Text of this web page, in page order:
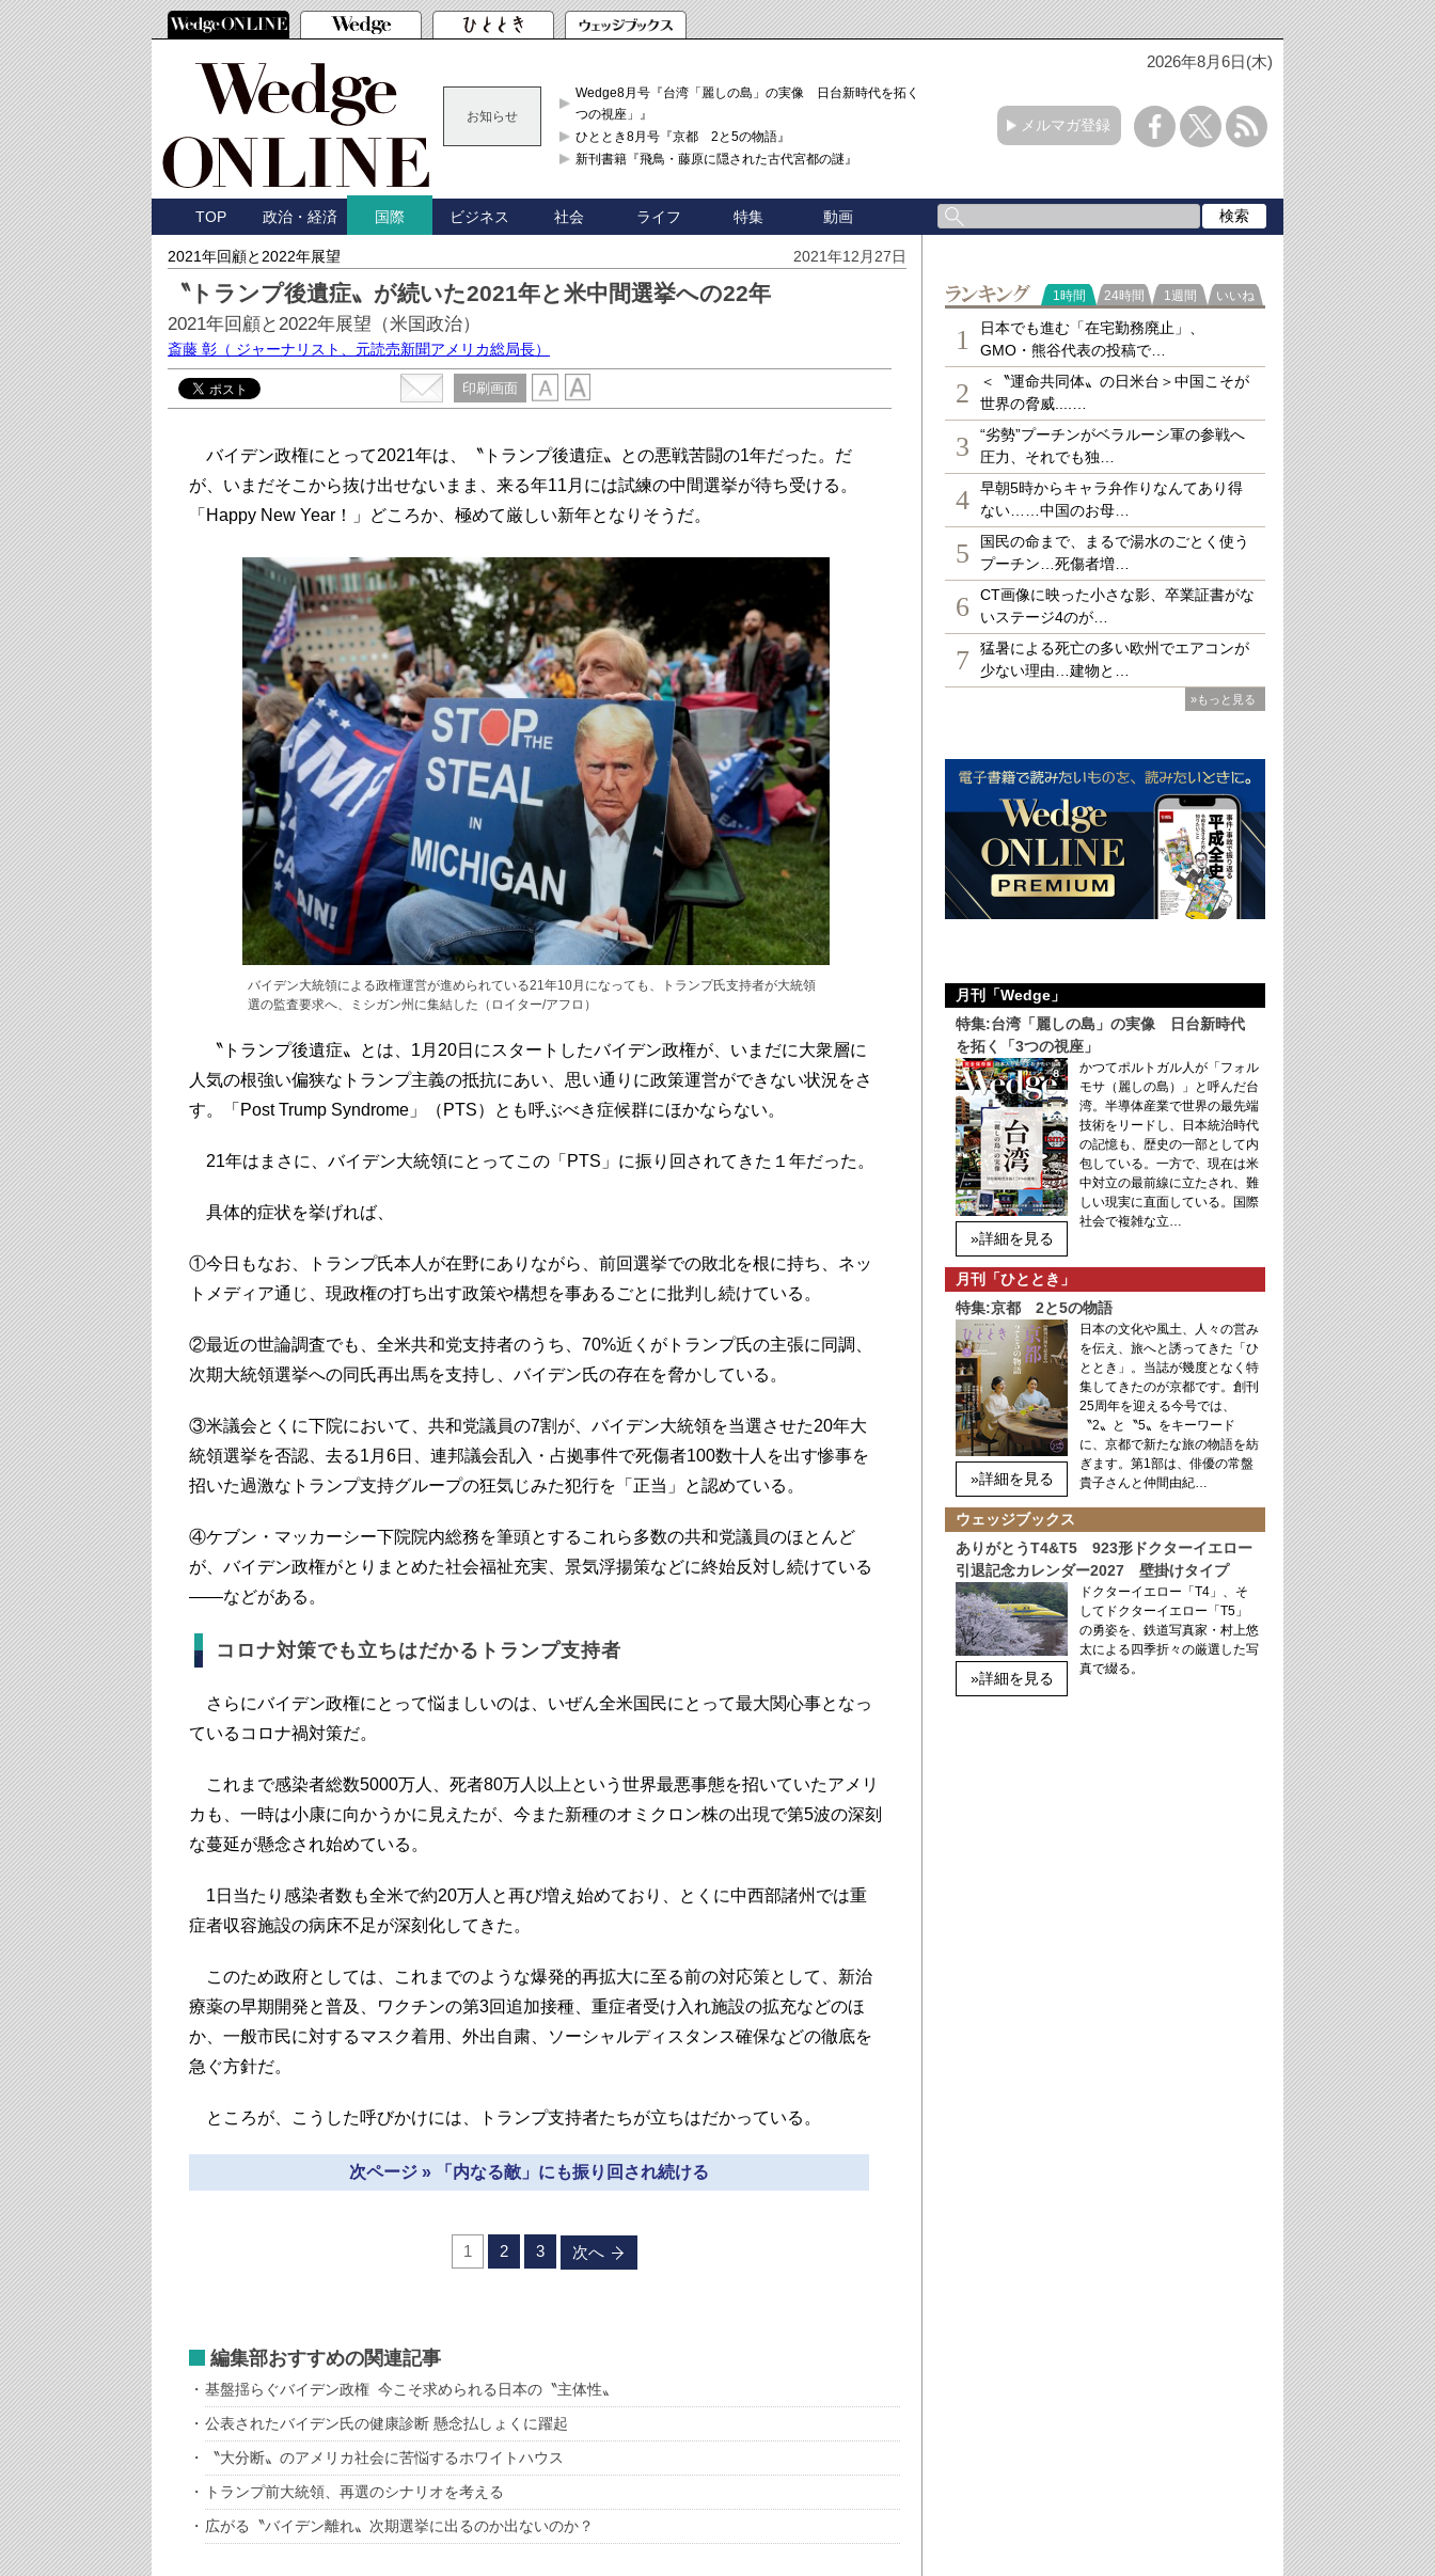
2026年8月6日(木)
お知らせ
Wedge8月号『台湾「麗しの島」の実像 日台新時代を拓く「3
つの視座」』
ひととき8月号『京都 2と5の物語』
新刊書籍『飛鳥・藤原に隠された古代宮都の謎』
メルマガ登録
TOP 政治・経済 国際 ビジネス 社会 ライフ 特集 動画
2021年回顧と2022年展望 2021年12月27日
〝トランプ後遺症〟が続いた2021年と米中間選挙への22年
2021年回顧と2022年展望（米国政治）
斎藤 彰 （ ジャーナリスト、元読売新聞アメリカ総局長）
印刷画面
バイデン政権にとって2021年は、〝トランプ後遺症〟との悪戦苦闘の1年だった。だ
が、いまだそこから抜け出せないまま、来る年11月には試練の中間選挙が待ち受ける。
「Happy New Year！」どころか、極めて厳しい新年となりそうだ。
バイデン大統領による政権運営が進められている21年10月になっても、トランプ氏支持者が大統領
選の監査要求へ、ミシガン州に集結した（ロイター/アフロ）
〝トランプ後遺症〟とは、1月20日にスタートしたバイデン政権が、いまだに大衆層に
人気の根強い偏狭なトランプ主義の抵抗にあい、思い通りに政策運営ができない状況をさ
す。「Post Trump Syndrome」（PTS）とも呼ぶべき症候群にほかならない。
21年はまさに、バイデン大統領にとってこの「PTS」に振り回されてきた１年だった。
具体的症状を挙げれば、
①今日もなお、トランプ氏本人が在野にありながら、前回選挙での敗北を根に持ち、ネッ
トメディア通じ、現政権の打ち出す政策や構想を事あるごとに批判し続けている。
②最近の世論調査でも、全米共和党支持者のうち、70%近くがトランプ氏の主張に同調、
次期大統領選挙への同氏再出馬を支持し、バイデン氏の存在を脅かしている。
③米議会とくに下院において、共和党議員の7割が、バイデン大統領を当選させた20年大
統領選挙を否認、去る1月6日、連邦議会乱入・占拠事件で死傷者100数十人を出す惨事を
招いた過激なトランプ支持グループの狂気じみた犯行を「正当」と認めている。
④ケブン・マッカーシー下院院内総務を筆頭とするこれら多数の共和党議員のほとんど
が、バイデン政権がとりまとめた社会福祉充実、景気浮揚策などに終始反対し続けている
――などがある。
コロナ対策でも立ちはだかるトランプ支持者
さらにバイデン政権にとって悩ましいのは、いぜん全米国民にとって最大関心事となっ
ているコロナ禍対策だ。
これまで感染者総数5000万人、死者80万人以上という世界最悪事態を招いていたアメリ
カも、一時は小康に向かうかに見えたが、今また新種のオミクロン株の出現で第5波の深刻
な蔓延が懸念され始めている。
1日当たり感染者数も全米で約20万人と再び増え始めており、とくに中西部諸州では重
症者収容施設の病床不足が深刻化してきた。
このため政府としては、これまでのような爆発的再拡大に至る前の対応策として、新治
療薬の早期開発と普及、ワクチンの第3回追加接種、重症者受け入れ施設の拡充などのほ
か、一般市民に対するマスク着用、外出自粛、ソーシャルディスタンス確保などの徹底を
急ぐ方針だ。
ところが、こうした呼びかけには、トランプ支持者たちが立ちはだかっている。
次ページ » 「内なる敵」にも振り回され続ける
1 2 3 次へ
編集部おすすめの関連記事
基盤揺らぐバイデン政権 今こそ求められる日本の〝主体性〟
公表されたバイデン氏の健康診断 懸念払しょくに躍起
〝大分断〟のアメリカ社会に苦悩するホワイトハウス
トランプ前大統領、再選のシナリオを考える
広がる〝バイデン離れ〟次期選挙に出るのか出ないのか？
ランキング
1時間 24時間 1週間 いいね
1
日本でも進む「在宅勤務廃止」、
GMO・熊谷代表の投稿で…
2
＜〝運命共同体〟の日米台＞中国こそが
世界の脅威....…
3
“劣勢”プーチンがベラルーシ軍の参戦へ
圧力、それでも独…
4
早朝5時からキャラ弁作りなんてあり得
ない……中国のお母…
5
国民の命まで、まるで湯水のごとく使う
プーチン…死傷者増…
6
CT画像に映った小さな影、卒業証書がな
いステージ4のが…
7
猛暑による死亡の多い欧州でエアコンが
少ない理由…建物と…
»もっと見る
月刊「Wedge」
特集:台湾「麗しの島」の実像 日台新時代
を拓く「3つの視座」
»詳細を見る
かつてポルトガル人が「フォル
モサ（麗しの島）」と呼んだ台
湾。半導体産業で世界の最先端
技術をリードし、日本統治時代
の記憶も、歴史の一部として内
包している。一方で、現在は米
中対立の最前線に立たされ、難
しい現実に直面している。国際
社会で複雑な立…
月刊「ひととき」
特集:京都 2と5の物語
»詳細を見る
日本の文化や風土、人々の営み
を伝え、旅へと誘ってきた「ひ
ととき」。当誌が幾度となく特
集してきたのが京都です。創刊
25周年を迎える今号では、
〝2〟と〝5〟をキーワード
に、京都で新たな旅の物語を紡
ぎます。第1部は、俳優の常盤
貴子さんと仲間由紀…
ウェッジブックス
ありがとうT4&T5 923形ドクターイエロー
引退記念カレンダー2027 壁掛けタイプ
»詳細を見る
ドクターイエロー「T4」、そ
してドクターイエロー「T5」
の勇姿を、鉄道写真家・村上悠
太による四季折々の厳選した写
真で綴る。